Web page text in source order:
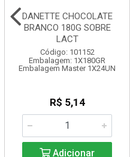
DANETTE CHOCOLATE
BRANCO 180G SOBRE
LACT
Código: 101152
Embalagem: 1X180GR
Embalagem Master 1X24UN
R$ 5,14
Adicionar